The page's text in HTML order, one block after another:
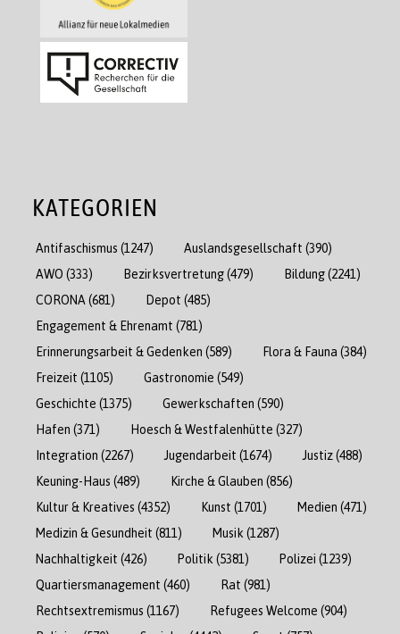
KATEGORIEN
Antifaschismus (1247) Auslandsgesellschaft (390)
AWO (333) Bezirksvertretung(479) Bildung(2241)
CORONA (681) Depot (485)
Engagement & Ehrenamt (781)
Erinnerungsarbeit & Gedenken (589) Flora & Fauna (384)
Freizeit (1105) Gastronomie (549)
Geschichte (1375) Gewerkschaften (590)
Hafen (371) Hoesch & Westfalenhütte (327)
Integration (2267) Jugendarbeit (1674) Justiz(488)
Keuning-Haus (489) Kirche & Glauben (856)
Kultur & Kreatives (4352) Kunst (1701) Medien (471)
Medizin & Gesundheit (811) Musik (1287)
Nachhaltigkeit (426) Politik (5381) Polizei (1239)
Quartiersmanagement (460) Rat (981)
Rechtsextremismus (1167) Refugees Welcome (904)